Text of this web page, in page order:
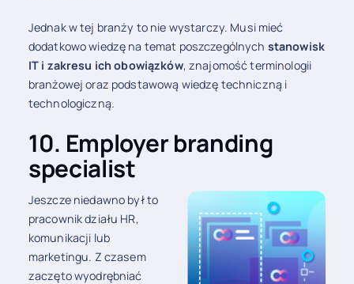
Jednak w tej branży to nie wystarczy. Musi mieć
dodatkowo wiedzę na temat poszczególnych stanowisk
IT i zakresu ich obowiązków, znajomość terminologii
branżowej oraz podstawową wiedzę techniczną i
technologiczną.
10. Employer branding
specialist
Jeszcze niedawno był to
pracownik działu HR,
komunikacji lub
marketingu. Z czasem
zaczęto wyodrębniać